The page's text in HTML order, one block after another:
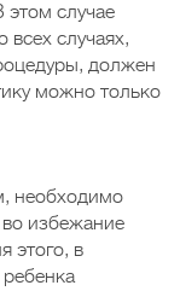
этом случае
случаях,
должен
можно только
необходимо
избежание
этого, в